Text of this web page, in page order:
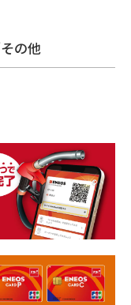
の他